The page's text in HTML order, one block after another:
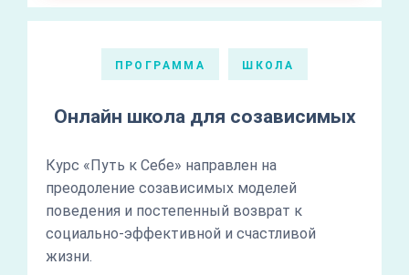
ПРОГРАММА ШКОЛА
Онлайн школа для созависимых
Курс «Путь к Себе» направлен на
преодоление созависимых моделей
поведения и постепенный возврат к
социально-эффективной и счастливой
жизни.